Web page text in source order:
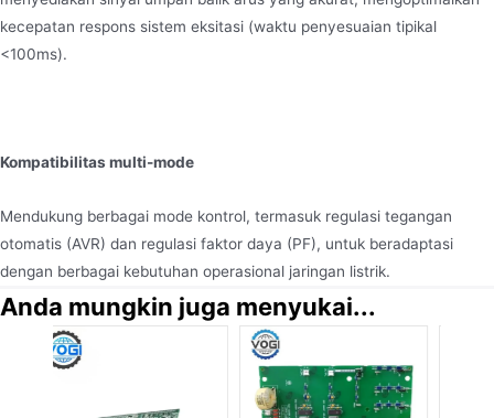
kecepatan respons sistem eksitasi (waktu penyesuaian tipikal
<100ms).
Kompatibilitas multi-mode
Mendukung berbagai mode kontrol, termasuk regulasi tegangan
otomatis (AVR) dan regulasi faktor daya (PF), untuk beradaptasi
dengan berbagai kebutuhan operasional jaringan listrik.
Anda mungkin juga menyukai...